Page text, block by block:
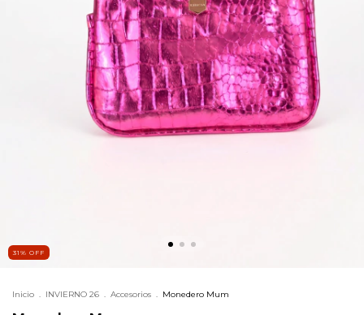
31 % OFF
Inicio . INVIERNO 26 . Accesorios . Monedero Mum